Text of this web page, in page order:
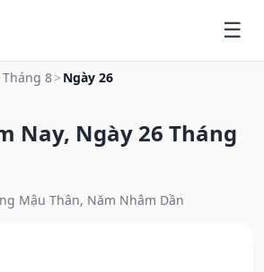
Tháng 8> Ngày 26
Nay, Ngày 26 Tháng
Mậu Thân, Năm Nhâm Dần